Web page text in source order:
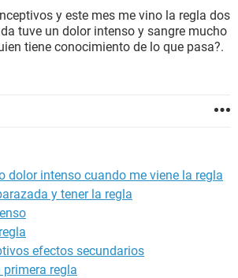
y este mes me vino la regla dos
tuve un dolor intenso y sangre mucho
tiene conocimiento de lo que pasa?.
dolor intenso cuando me viene la regla
y tener la regla
efectos secundarios
primera regla